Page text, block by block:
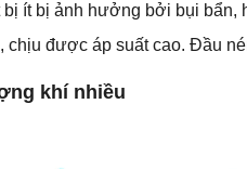
bị ít bị ảnh hưởng bởi bụi
chịu được áp suất cao. Đầu
khí nhiều